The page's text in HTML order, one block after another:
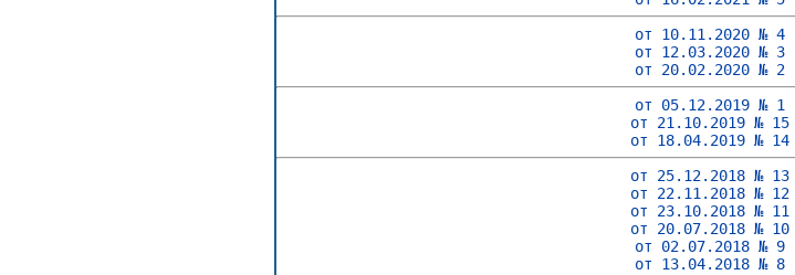
от 10.11.2020 № 4
от 12.03.2020 № 3
от 20.02.2020 № 2
от 05.12.2019 № 1
от 21.10.2019 № 15
от 18.04.2019 № 14
от 25.12.2018 № 13
от 22.11.2018 № 12
от 23.10.2018 № 11
от 20.07.2018 № 10
от 02.07.2018 № 9
от 13.04.2018 № 8